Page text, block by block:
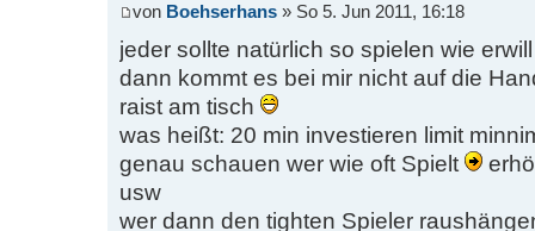
von Boehserhans » So 5. Jun 2011, 16:18
jeder sollte natürlich so spielen wie
dann kommt es bei mir nicht auf die
raist am tisch
was heißt: 20 min investieren limit
genau schauen wer wie oft Spielt
usw
wer dann den tighten Spieler